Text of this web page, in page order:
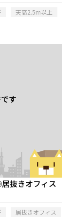
天高2.5m以上
す
抜きオフィス
居抜きオフィス